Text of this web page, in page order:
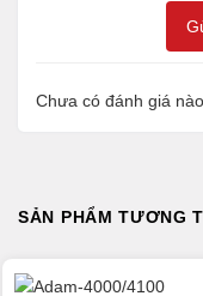
Chưa có đánh giá
SẢN PHẨM TƯƠNG